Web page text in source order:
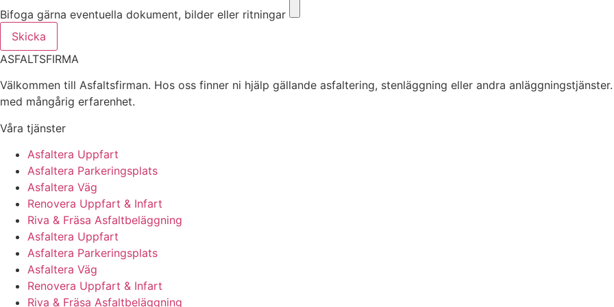
Bifoga gärna eventuella dokument, bilder eller ritningar
Skicka
ASFALTSFIRMA
Välkommen till Asfaltsfirman. Hos oss finner ni hjälp gällande asfaltering, stenläggning eller andra
med mångårig erfarenhet.
Våra tjänster
Asfaltera Uppfart
Asfaltera Parkeringsplats
Asfaltera Väg
Renovera Uppfart & Infart
Riva & Fräsa Asfaltbeläggning
Asfaltera Uppfart
Asfaltera Parkeringsplats
Asfaltera Väg
Renovera Uppfart & Infart
Riva & Fräsa Asfaltbeläggning